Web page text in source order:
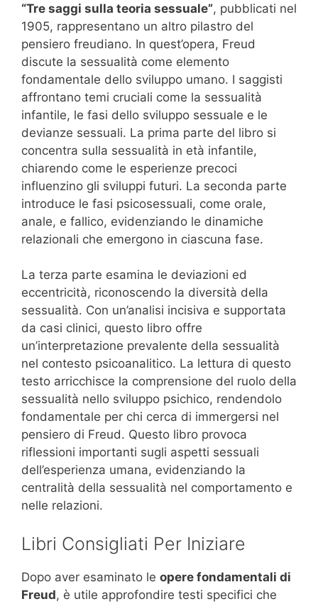
“Tre saggi sulla teoria sessuale”, pubblicati nel
1905, rappresentano un altro pilastro del
pensiero freudiano. In quest’opera, Freud
discute la sessualità come elemento
fondamentale dello sviluppo umano. I saggisti
affrontano temi cruciali come la sessualità
infantile, le fasi dello sviluppo sessuale e le
devianze sessuali. La prima parte del libro si
concentra sulla sessualità in età infantile,
chiarendo come le esperienze precoci
influenzino gli sviluppi futuri. La seconda parte
introduce le fasi psicosessuali, come orale,
anale, e fallico, evidenziando le dinamiche
relazionali che emergono in ciascuna fase.
La terza parte esamina le deviazioni ed
eccentricità, riconoscendo la diversità della
sessualità. Con un’analisi incisiva e supportata
da casi clinici, questo libro offre
un’interpretazione prevalente della sessualità
nel contesto psicoanalitico. La lettura di questo
testo arricchisce la comprensione del ruolo della
sessualità nello sviluppo psichico, rendendolo
fondamentale per chi cerca di immergersi nel
pensiero di Freud. Questo libro provoca
riflessioni importanti sugli aspetti sessuali
dell’esperienza umana, evidenziando la
centralità della sessualità nel comportamento e
nelle relazioni.
Libri Consigliati Per Iniziare
Dopo aver esaminato le opere fondamentali di
Freud, è utile approfondire testi specifici che